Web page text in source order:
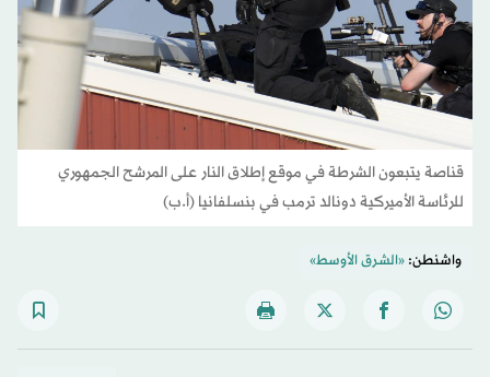
قناصة يتبعون الشرطة في موقع إطلاق النار على المرشح الجمهوري
للرئاسة الأميركية دونالد ترمب في بنسلفانيا (أ.ب)
واشنطن:«الشرق الأوسط»